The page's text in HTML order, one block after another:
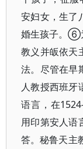
安妇女，生了
婚生孩子。⑥
教义并皈依天
法。尽管在早
人教授西班牙
语言，在
用印第安人语
答。秘鲁天主